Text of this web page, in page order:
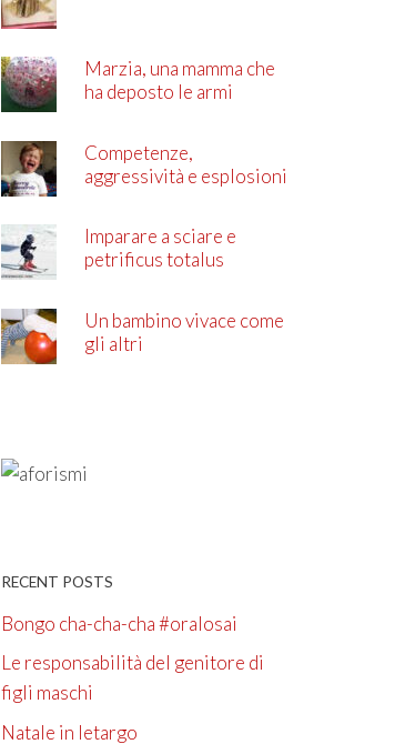
Marzia, una mamma che
ha deposto le armi
Competenze,
aggressività e esplosioni
Imparare a sciare e
petrificus totalus
Un bambino vivace come
gli altri
RECENT POSTS
Bongo cha-cha-cha #oralosai
Le responsabilità del genitore di
figli maschi
Natale in letargo